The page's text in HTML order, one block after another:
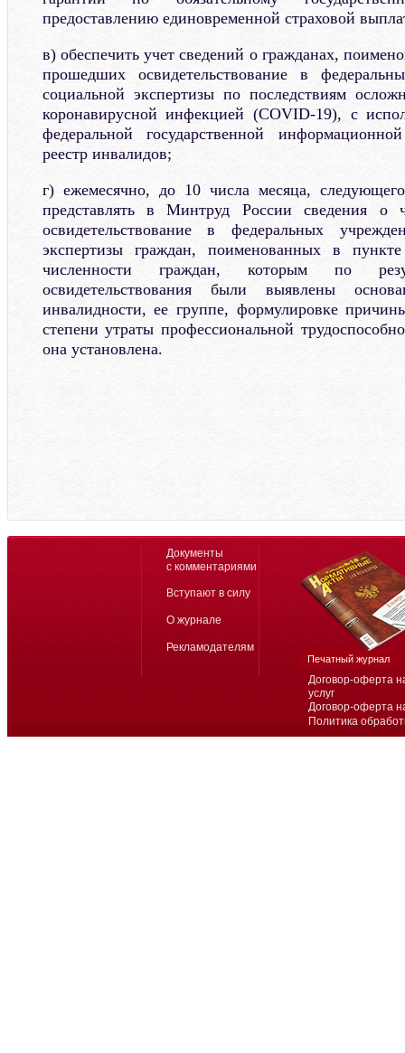
предоставлению единовременной страховой
в) обеспечить учет сведений о гражданах,
прошедших освидетельствование в
социальной экспертизы по последствиям
коронавирусной инфекцией (COVID-19), с
федеральной государственной
реестр инвалидов;
г) ежемесячно, до 10 числа месяца,
представлять в Минтруд России сведения о
освидетельствование в федеральных
экспертизы граждан, поименованных в
численности граждан, которым по
освидетельствования были выявлены
инвалидности, ее группе, формулировке
степени утраты профессиональной
она установлена.
Договор-оферта
услуг
Договор-оферта
Политика
Документы
с комментариями
Вступают в силу
О журнале
Рекламодателям
Печатный журнал